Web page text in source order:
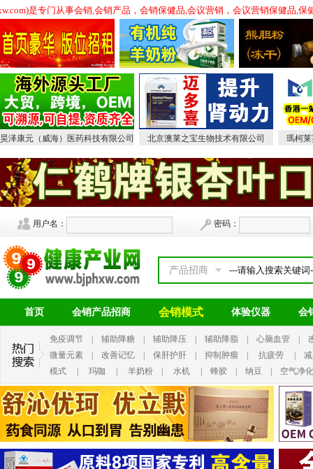
是专门从事会销,会销产品，会销保健品,会议营销，会议营销保健品,保
昊泽康元（威海）医药科技有限公司 北京澳莱之宝生物技术有限公司 瑪柯
用户名： 密码：
产品招商
首页 会销产品招商 会销模式 体验仪器 会
免疫调节 辅助降糖 辅助降压 辅助降脂 心脑血管
微量元素
改善记忆 保肝护肝 抑制肿瘤 抗疲劳
模式
玛咖 羊奶粉 水机 蜂胶 纳豆 空气净